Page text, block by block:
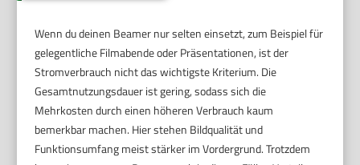
Wenn du deinen Beamer nur selten einsetzt, zum Beispiel für
gelegentliche Filmabende oder Präsentationen, ist der
Stromverbrauch nicht das wichtigste Kriterium. Die
Gesamtnutzungsdauer ist gering, sodass sich die
Mehrkosten durch einen höheren Verbrauch kaum
bemerkbar machen. Hier stehen Bildqualität und
Funktionsumfang meist stärker im Vordergrund. Trotzdem